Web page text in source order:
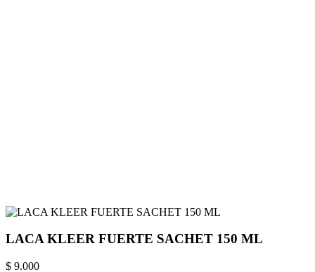
LACA KLEER FUERTE SACHET 150 ML
$ 9.000